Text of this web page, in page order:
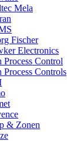
Mela
Fischer
Electronics
Process Control
Process Controls
& Zonen